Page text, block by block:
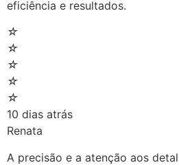
eficiência e resultados.
☆
☆
☆
☆
☆
10 dias atrás
Renata
A precisão e a atenção aos